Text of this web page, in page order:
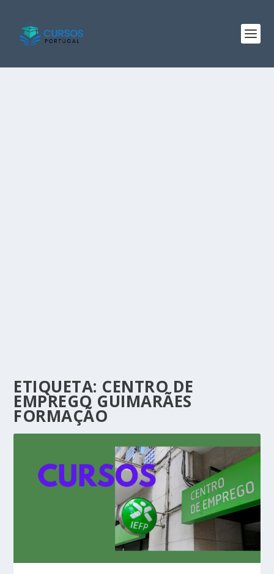
ETIQUETA: CENTRO DE
EMPREGO GUIMARÃES
FORMAÇÃO